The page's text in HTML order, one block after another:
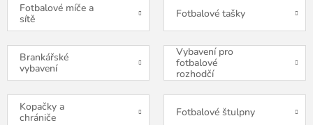
Fotbalové míče a
sítě
Fotbalové tašky
Brankářské
vybavení
Vybavení pro
fotbalové
rozhodčí
Kopačky a
chrániče
Fotbalové štulpny